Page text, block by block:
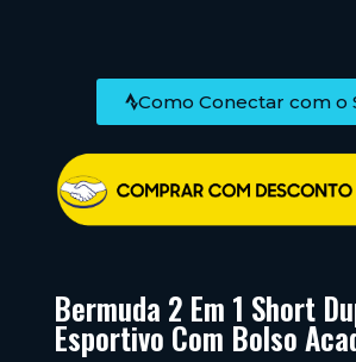
Como Conectar com o
Bermuda 2 Em 1 Short
Esportivo Com Bolso